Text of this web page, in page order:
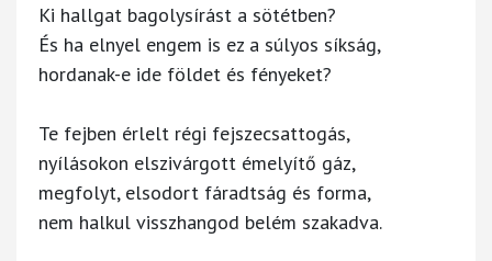
Ki hallgat bagolysírást a sötétben?
És ha elnyel engem is ez a súlyos síkság,
hordanak-e ide földet és fényeket?
Te fejben érlelt régi fejszecsattogás,
nyílásokon elszivárgott émelyítő gáz,
megfolyt, elsodort fáradtság és forma,
nem halkul visszhangod belém szakadva.